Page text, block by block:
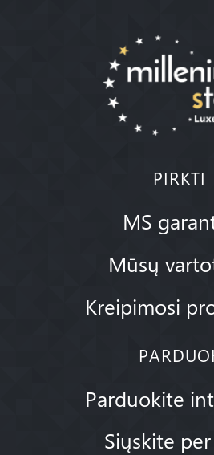
PIRKTI
MS
Mūsų
Kreipimosi
Parduokite
Siųskite